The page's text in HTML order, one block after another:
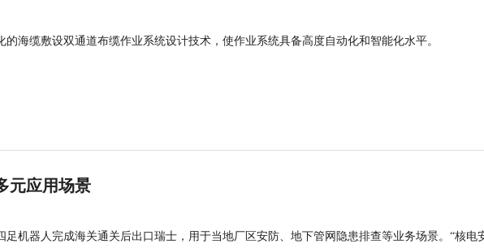
的海缆敷设双通道布缆作业系统设计技术，使作业系统具备高度自动化和智能化水平。
元应用场景
足机器人完成海关通关后出口瑞士，用于当地厂区安防、地下管网隐患排查等业务场景。“核电